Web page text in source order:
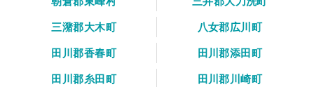
三潴郡大木町
八女郡広川町
田川郡香春町
田川郡添田町
田川郡糸田町
田川郡川崎町